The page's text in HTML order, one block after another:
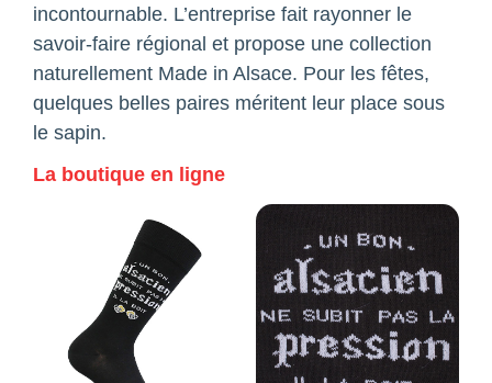
incontournable. L’entreprise fait rayonner le
savoir-faire régional et propose une collection
naturellement Made in Alsace. Pour les fêtes,
quelques belles paires méritent leur place sous
le sapin.
La boutique en ligne